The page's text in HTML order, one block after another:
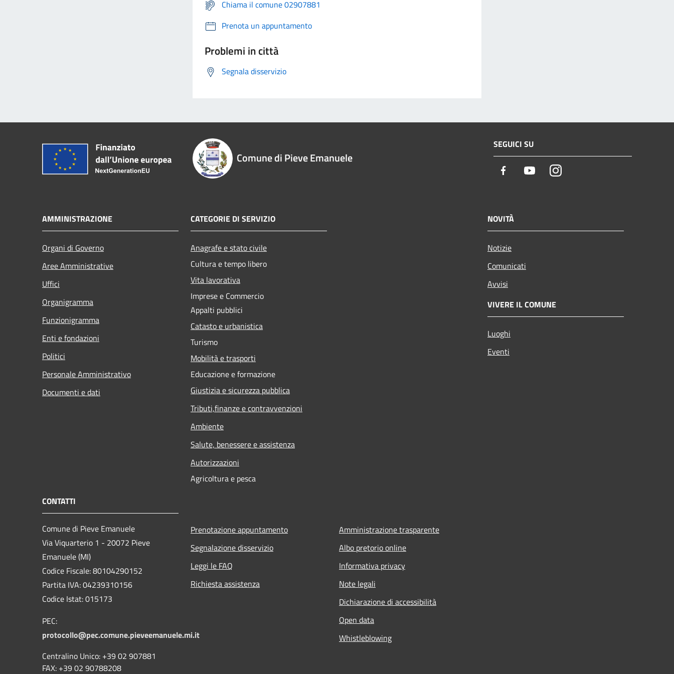
Chiama il comune 02907881
Prenota un appuntamento
Problemi in città
Segnala disservizio
Comune di Pieve Emanuele
SEGUICI SU
Facebook YoutubeInstagram
AMMINISTRAZIONE
Organi di Governo
Aree Amministrative
Uffici
Organigramma
Funzionigramma
Enti e fondazioni
Politici
Personale Amministrativo
Documenti e dati
CATEGORIE DI SERVIZIO
Anagrafe e stato civile
Cultura e tempo libero
Vita lavorativa
Imprese e Commercio
Appalti pubblici
Catasto e urbanistica
Turismo
Mobilità e trasporti
Educazione e formazione
Giustizia e sicurezza pubblica
Tributi,finanze e contravvenzioni
Ambiente
Salute, benessere e assistenza
Autorizzazioni
Agricoltura e pesca
NOVITÀ
Notizie
Comunicati
Avvisi
VIVERE IL COMUNE
Luoghi
Eventi
CONTATTI
Comune di Pieve Emanuele
Via Viquarterio 1 - 20072 Pieve
Emanuele (MI)
Codice Fiscale: 80104290152
Partita IVA: 04239310156
Codice Istat: 015173
PEC:
protocollo@pec.comune.pieveemanuele.mi.it
Centralino Unico: +39 02 907881
FAX: +39 02 90788208
Prenotazione appuntamento
Segnalazione disservizio
Leggi le FAQ
Richiesta assistenza
Amministrazione trasparente
Albo pretorio online
Informativa privacy
Note legali
Dichiarazione di accessibilità
Open data
Whistleblowing